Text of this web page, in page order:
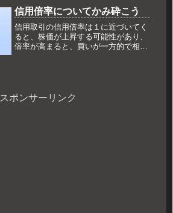
信用倍率についてかみ砕こう
信用取引の信用倍率は１に近づいてく
ると、株価が上昇する可能性があり、
倍率が高まると、買いが一方的で相場
スポンサーリンク